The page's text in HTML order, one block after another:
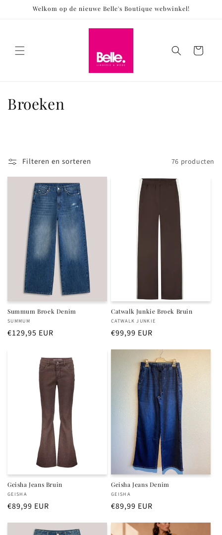
naar deWelkom op de nieuwe Belle's Boutique webwinkel!
Winkelwagen
C
l
e
Broeken
Filteren en sorteren 76 producten
Summum Broek Denim
Verkoper:
SUMMUM
Normale
€129,95 EUR
Catwalk Junkie Broek Bruin
Verkoper:
CATWALK JUNKIE
Normale
€99,99 EUR
Geisha Jeans Bruin
Verkoper:
GEISHA
Normale
€89,99 EUR
Geisha Jeans Denim
Verkoper:
GEISHA
Normale
€89,99 EUR